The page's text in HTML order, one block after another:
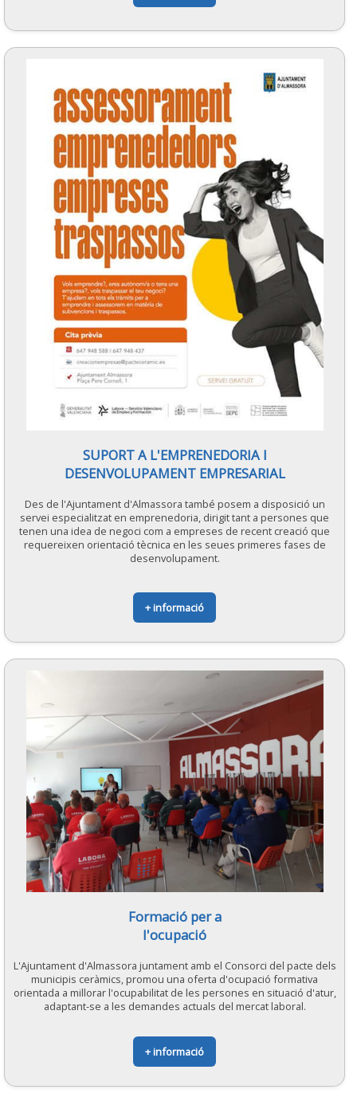
SUPORT A L'EMPRENEDORIA I
DESENVOLUPAMENT EMPRESARIAL
Des de l'Ajuntament d'Almassora també posem a disposició un
servei especialitzat en emprenedoria, dirigit tant a persones que
tenen una idea de negoci com a empreses de recent creació que
requereixen orientació tècnica en les seues primeres fases de
desenvolupament.
+ informació
Formació per a
l'ocupació
L'Ajuntament d'Almassora juntament amb el Consorci del pacte dels
municipis ceràmics, promou una oferta d'ocupació formativa
orientada a millorar l'ocupabilitat de les persones en situació d'atur,
adaptant-se a les demandes actuals del mercat laboral.
+ informació